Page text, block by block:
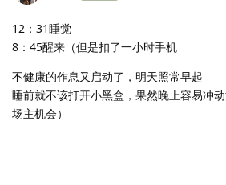
12：31睡觉
8：45醒来（但是扣了一小时手机
不健康的作息又启动了，明天照常早起
睡前就不该打开小黑盒，果然晚上容易冲
场主机会）